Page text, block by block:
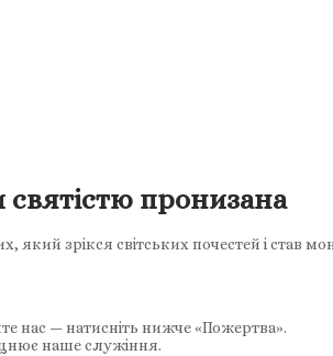
пронизана
який зрікся світських почестей і став
нас — натисніть нижче «Пожертва».
наше служіння.